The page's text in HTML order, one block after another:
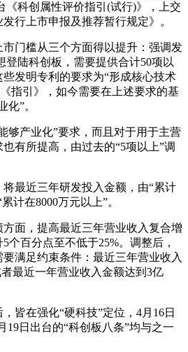
《科创属性评价指引(试行)》，上交
行上市申报及推荐暂行规定》。
门槛从三个方面得以提升：强调发
登陆科创板，需要提供合计50项以
些发明专利的要求为“形成核心技术
指引》，如今需要在上述要求的基
化”。
产业化”要求，而且对于用于主营
有所提高，由过去的“5项以上”调
近三年研发投入金额，由“累计
计在8000万元以上”。
，提高最近三年营业收入复合增
个百分点至不低于25%。调整后，
满足约束条件：最近三年营业收入
最近一年营业收入金额达到3亿
在强化“硬科技”定位，4月16日
19日出台的“科创板八条”均与之一